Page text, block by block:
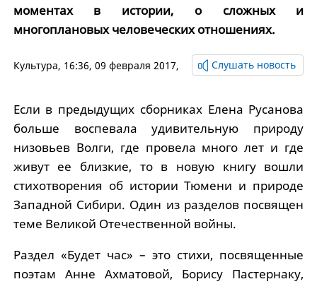
моментах в истории, о сложных и
многоплановых человеческих отношениях.
Культура, 16:36, 09 февраля 2017, Слушать новость
Если в предыдущих сборниках Елена Русанова
больше воспевала удивительную природу
низовьев Волги, где провела много лет и где
живут ее близкие, то в новую книгу вошли
стихотворения об истории Тюмени и природе
Западной Сибири. Один из разделов посвящен
теме Великой Отечественной войны.
Раздел «Будет час» – это стихи, посвященные
поэтам Анне Ахматовой, Борису Пастернаку,